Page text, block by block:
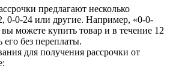
предлагают несколько
0-0-24 или другие. Например, «0-0-
вы можете купить товар и в течение 12
его без переплаты.
для получения рассрочки от